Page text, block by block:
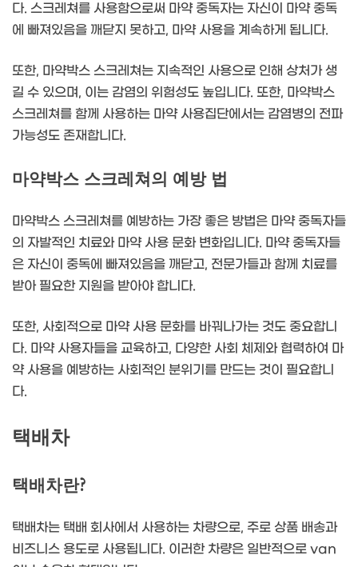
다. 스크레쳐를 사용함으로써 마약 중독자는 자신이 마약 중독
에 빠져있음을 깨닫지 못하고, 마약 사용을 계속하게 됩니다.
또한, 마약박스 스크레쳐는 지속적인 사용으로 인해 상처가 생
길 수 있으며, 이는 감염의 위험성도 높입니다. 또한, 마약박스
스크레쳐를 함께 사용하는 마약 사용집단에서는 감염병의 전파
가능성도 존재합니다.
마약박스 스크레쳐의 예방 법
마약박스 스크레쳐를 예방하는 가장 좋은 방법은 마약 중독자들
의 자발적인 치료와 마약 사용 문화 변화입니다. 마약 중독자들
은 자신이 중독에 빠져있음을 깨닫고, 전문가들과 함께 치료를
받아 필요한 지원을 받아야 합니다.
또한, 사회적으로 마약 사용 문화를 바꿔나가는 것도 중요합니
다. 마약 사용자들을 교육하고, 다양한 사회 체제와 협력하여 마
약 사용을 예방하는 사회적인 분위기를 만드는 것이 필요합니
다.
택배차
택배차란?
택배차는 택배 회사에서 사용하는 차량으로, 주로 상품 배송과
비즈니스 용도로 사용됩니다. 이러한 차량은 일반적으로 van